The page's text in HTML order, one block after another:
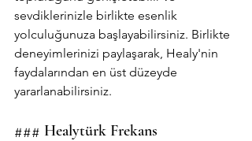
sevdiklerinizle birlikte esenlik
yolculuğunuza başlayabilirsiniz. Birlikte
deneyimlerinizi paylaşarak, Healy'nin
faydalarından en üst düzeyde
yararlanabilirsiniz.
### Healytürk Frekans